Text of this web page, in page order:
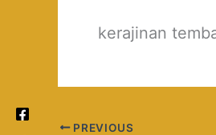
kerajinan
PREVIOUS